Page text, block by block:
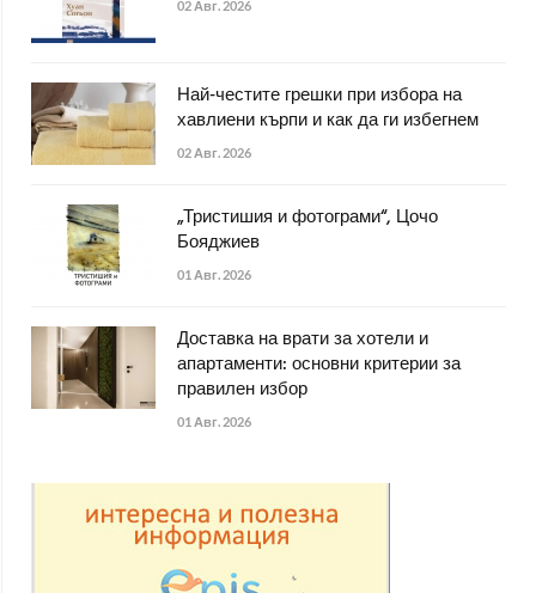
02 Авг. 2026
Най-честите грешки при избора на
хавлиени кърпи и как да ги избегнем
02 Авг. 2026
„Тристишия и фотограми“, Цочо
Бояджиев
01 Авг. 2026
Доставка на врати за хотели и
апартаменти: основни критерии за
правилен избор
01 Авг. 2026